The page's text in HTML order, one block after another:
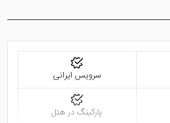
سرویس ایرانی
پارکینگ در هتل